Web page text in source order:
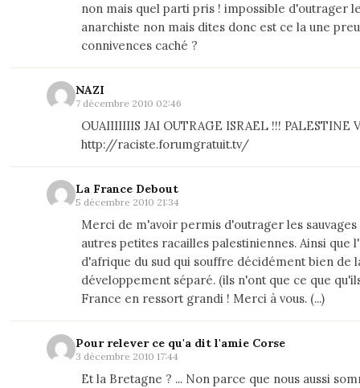
non mais quel parti pris ! impossible d'outrager
anarchiste non mais dites donc est ce la une
connivences caché ?
NAZI
7 décembre 2010 02:46
OUAIIIIIIIS JAI OUTRAGE ISRAEL !!! PALESTINE
http://raciste.forumgratuit.tv/
La France Debout
5 décembre 2010 21:34
Merci de m'avoir permis d'outrager les sauvages
autres petites racailles palestiniennes. Ainsi que
d'afrique du sud qui souffre décidément bien de
développement séparé. (ils n'ont que ce que
France en ressort grandi ! Merci à vous. (...)
Pour relever ce qu'a dit l'amie Corse
3 décembre 2010 17:44
Et la Bretagne ? ... Non parce que nous aussi